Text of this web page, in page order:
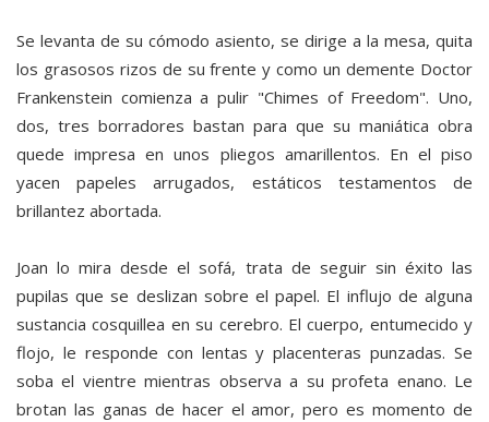
Se levanta de su cómodo asiento, se dirige a la mesa, quita
los grasosos rizos de su frente y como un demente Doctor
Frankenstein comienza a pulir "Chimes of Freedom". Uno,
dos, tres borradores bastan para que su maniática obra
quede impresa en unos pliegos amarillentos. En el piso
yacen papeles arrugados, estáticos testamentos de
brillantez abortada.
Joan lo mira desde el sofá, trata de seguir sin éxito las
pupilas que se deslizan sobre el papel. El influjo de alguna
sustancia cosquillea en su cerebro. El cuerpo, entumecido y
flojo, le responde con lentas y placenteras punzadas. Se
soba el vientre mientras observa a su profeta enano. Le
brotan las ganas de hacer el amor, pero es momento de